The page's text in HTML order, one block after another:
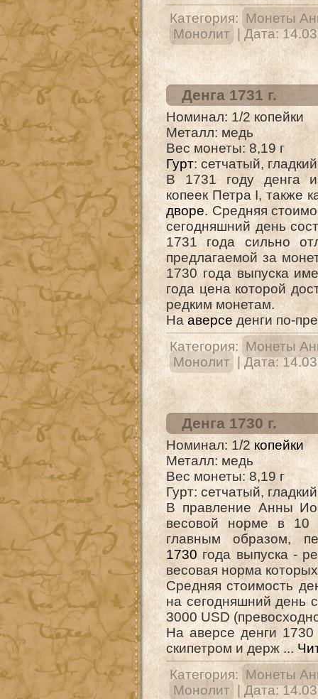
Категория: Монеты
Монолит
| Дата:
Денга 1731 г.
Номинал: 1/2 копейки
Металл: медь
Вес монеты: 8,19 г
Гурт: сетчатый, гладкий
В 1731 году денга
копеек Петра I, также
дворе. Средняя
сегодняшний день
1731 года сильно
предлагаемой за
1730 года выпуска
года цена которой
редким монетам.
Нааверсе денги по-
Категория: Монеты
Монолит
| Дата:
Денга 1730 г.
Номинал: 1/2копейки
Металл: медь
Вес монеты: 8,19 г
Гурт: сетчатый, гладкий
В правление Анны
весовой норме в 10
главным образом,
1730года выпуска -
весовая норма
Средняя стоимость
на сегодняшний день
3000 USD
На аверсе денги
скипетром и держ...
Категория: Монеты
Монолит
| Дата: